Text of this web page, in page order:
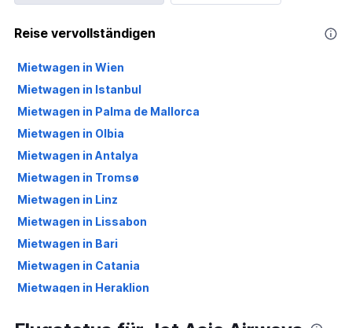
Reise vervollständigen
Mietwagen in Wien
Mietwagen in Istanbul
Mietwagen in Palma de Mallorca
Mietwagen in Olbia
Mietwagen in Antalya
Mietwagen in Tromsø
Mietwagen in Linz
Mietwagen in Lissabon
Mietwagen in Bari
Mietwagen in Catania
Mietwagen in Heraklion